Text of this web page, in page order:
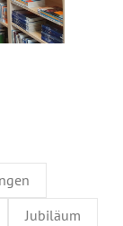
Jubiläum